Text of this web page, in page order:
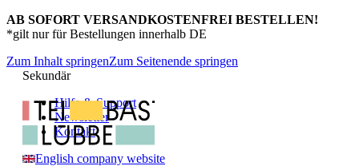
AB SOFORT VERSANDKOSTENFREI BESTELLEN!
*gilt nur für Bestellungen innerhalb DE
Zum Inhalt springenZum Seitenende springen
Sekundär
Hilfe & Support
Newsletter
Kontakt
English company website